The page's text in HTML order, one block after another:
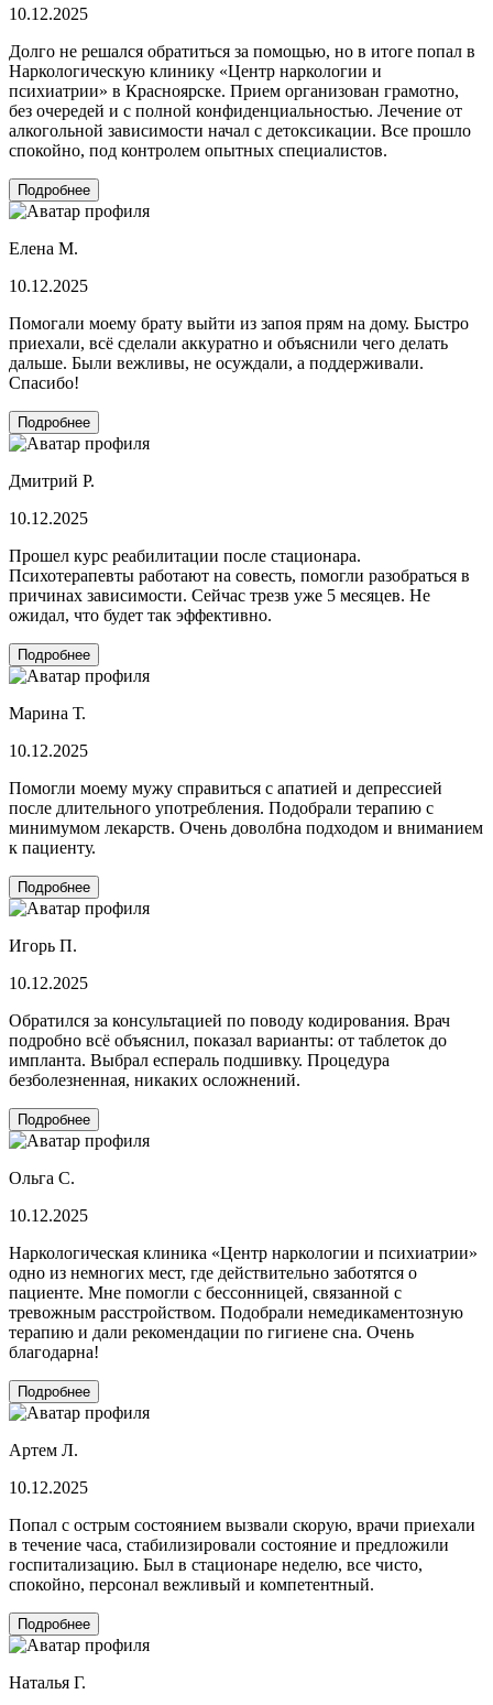
10.12.2025
Долго не решался обратиться за помощью, но в итоге попал в
Наркологическую клинику «Центр наркологии и
психиатрии» в Красноярске. Прием организован грамотно,
без очередей и с полной конфиденциальностью. Лечение от
алкогольной зависимости начал с детоксикации. Все прошло
спокойно, под контролем опытных специалистов.
Подробнее
Елена М.
10.12.2025
Помогали моему брату выйти из запоя прям на дому. Быстро
приехали, всё сделали аккуратно и объяснили чего делать
дальше. Были вежливы, не осуждали, а поддерживали.
Спасибо!
Подробнее
Дмитрий Р.
10.12.2025
Прошел курс реабилитации после стационара.
Психотерапевты работают на совесть, помогли разобраться в
причинах зависимости. Сейчас трезв уже 5 месяцев. Не
ожидал, что будет так эффективно.
Подробнее
Марина Т.
10.12.2025
Помогли моему мужу справиться с апатией и депрессией
после длительного употребления. Подобрали терапию с
минимумом лекарств. Очень доволбна подходом и вниманием
к пациенту.
Подробнее
Игорь П.
10.12.2025
Обратился за консультацией по поводу кодирования. Врач
подробно всё объяснил, показал варианты: от таблеток до
импланта. Выбрал еспераль подшивку. Процедура
безболезненная, никаких осложнений.
Подробнее
Ольга С.
10.12.2025
Наркологическая клиника «Центр наркологии и психиатрии»
одно из немногих мест, где действительно заботятся о
пациенте. Мне помогли с бессонницей, связанной с
тревожным расстройством. Подобрали немедикаментозную
терапию и дали рекомендации по гигиене сна. Очень
благодарна!
Подробнее
Артем Л.
10.12.2025
Попал с острым состоянием вызвали скорую, врачи приехали
в течение часа, стабилизировали состояние и предложили
госпитализацию. Был в стационаре неделю, все чисто,
спокойно, персонал вежливый и компетентный.
Подробнее
Наталья Г.